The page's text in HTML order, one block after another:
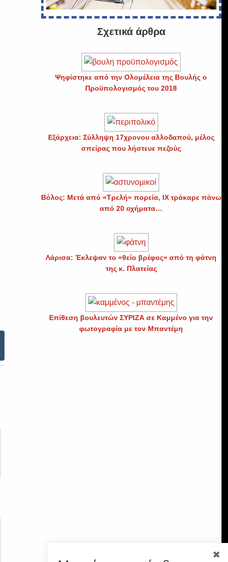
Σχετικά άρθρα
Ψηφίστηκε από την Ολομέλεια της Βουλής ο
Προϋπολογισμός του 2018
Εξάρχεια: Σύλληψη 17χρονου αλλοδαπού, μέλος
σπείρας που λήστευε πεζούς
Βόλος: Μετά από «Τρελή» πορεία, ΙΧ τράκαρε πάνω
από 20 οχήματα…
Λάρισα: Έκλεψαν το «θείο βρέφος» από τη φάτνη
της κ. Πλατείας
Επίθεση βουλευτών ΣΥΡΙΖΑ σε Καμμένο για την
φωτογραφία με τον Μπαντέμη